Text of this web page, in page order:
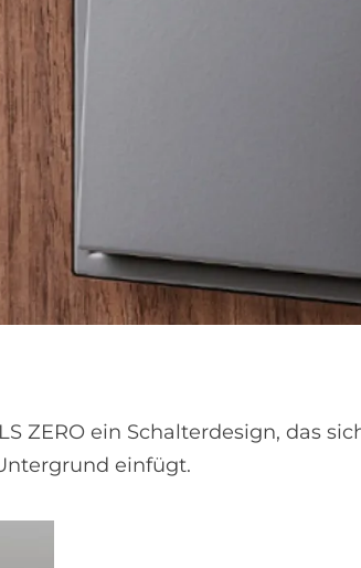
ZERO ein Schalter­design, das
einfügt.